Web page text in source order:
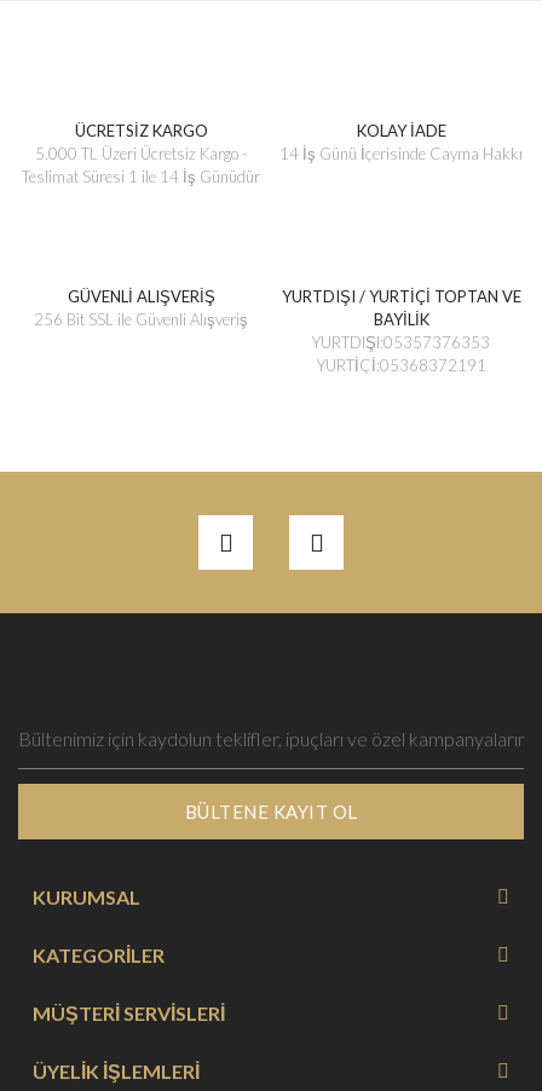
ÜCRETSİZ KARGO
5.000 TL Üzeri Ücretsiz Kargo -
Teslimat Süresi 1 ile 14 İş Günüdür
KOLAY İADE
14 İş Günü İçerisinde Cayma Hakkı
GÜVENLİ ALIŞVERİŞ
256 Bit SSL ile Güvenli Alışveriş
YURTDIŞI / YURTİÇİ TOPTAN VE
BAYİLİK
YURTDIŞI:05357376353
YURTİÇİ:05368372191
BÜLTENE KAYIT OL
KURUMSAL
KATEGORİLER
MÜŞTERİ SERVİSLERİ
ÜYELİK İŞLEMLERİ